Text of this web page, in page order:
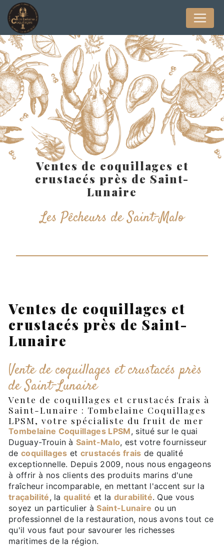
Ventes de coquillages et
crustacés près de Saint-
Lunaire
Les Pêcheurs de Saint-Malo
Ventes de coquillages et
crustacés près de Saint-
Lunaire
Vente de coquillages et crustacés près
de Saint-Lunaire
Vente de coquillages et crustacés frais à
Saint-Lunaire : Tombelaine Coquillages
LPSM, votre spécialiste du fruit de mer
Tombelaine Coquillages LPSM, situé sur le quai
Duguay-Trouin àSaint-Malo, est votre fournisseur
de coquillages et crustacés frais de qualité
exceptionnelle. Depuis 2009, nous nous engageons
à offrir à nos clients des produits marins d'une
fraîcheur incomparable, en mettant l'accent sur la
traçabilité, laqualité et la durabilité. Que vous
soyez un particulier àSaint-Lunaire ou un
professionnel de la restauration, nous avons tout ce
qu'il vous faut pour savourer les richesses
maritimes de la région.
Panneau de gestion des cookies